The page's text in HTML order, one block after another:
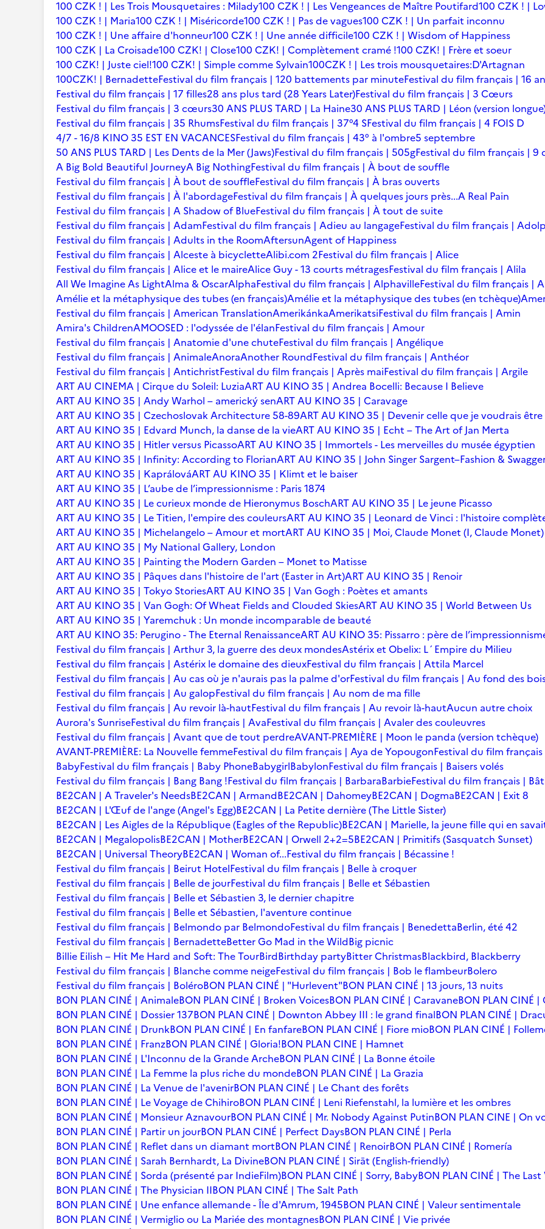
100 CZK ! | Les Trois Mousquetaires : Milady100 CZK ! | Les Vengeances de Maître Poutifard100 CZK ! |
100 CZK ! | Maria100 CZK ! | Miséricorde100 CZK ! | Pas de vagues100 CZK ! | Un parfait inconnu
100 CZK ! | Une affaire d'honneur100 CZK ! | Une année difficile100 CZK ! | Wisdom of Happiness
100 CZK | La Croisade100 CZK! | Close100 CZK! | Complètement cramé !100 CZK! | Frère et soeur
100 CZK! | Juste ciel!100 CZK! | Simple comme Sylvain100CZK ! | Les trois mousquetaires:D'Artagnan
100CZK! | BernadetteFestival du film français | 120 battements par minuteFestival du film français | 16
Festival du film français | 17 filles28 ans plus tard (28 Years Later)Festival du film français | 3 Cœurs
Festival du film français | 3 cœurs30 ANS PLUS TARD | La Haine30 ANS PLUS TARD | Léon (version
Festival du film français | 35 RhumsFestival du film français | 37°4 SFestival du film français | 4 FOIS D
4/7 - 16/8 KINO 35 EST EN VACANCESFestival du film français | 43° à l'ombre5 septembre
50 ANS PLUS TARD | Les Dents de la Mer (Jaws)Festival du film français | 505gFestival du film français | 9
A Big Bold Beautiful JourneyA Big NothingFestival du film français | À bout de souffle
Festival du film français | À bout de souffleFestival du film français | À bras ouverts
Festival du film français | À l'abordageFestival du film français | À quelques jours près...A Real Pain
Festival du film français | A Shadow of BlueFestival du film français | À tout de suite
Festival du film français | AdamFestival du film français | Adieu au langageFestival du film français |
Festival du film français | Adults in the RoomAftersunAgent of Happiness
Festival du film français | Alceste à bicycletteAlibi.com 2Festival du film français | Alice
Festival du film français | Alice et le maireAlice Guy - 13 courts métragesFestival du film français | Alila
All We Imagine As LightAlma & OscarAlphaFestival du film français | AlphavilleFestival du film français |
Amélie et la métaphysique des tubes (en français)Amélie et la métaphysique des tubes (en tchèque)
Festival du film français | American TranslationAmerikánkaAmerikatsiFestival du film français | Amin
Amira's ChildrenAMOOSED : l'odyssée de l'élanFestival du film français | Amour
Festival du film français | Anatomie d'une chuteFestival du film français | Angélique
Festival du film français | AnimaleAnoraAnother RoundFestival du film français | Anthéor
Festival du film français | AntichristFestival du film français | Après maiFestival du film français | Argile
ART AU CINEMA | Cirque du Soleil: LuziaART AU KINO 35 | Andrea Bocelli: Because I Believe
ART AU KINO 35 | Andy Warhol – americký senART AU KINO 35 | Caravage
ART AU KINO 35 | Czechoslovak Architecture 58-89ART AU KINO 35 | Devenir celle que je voudrais être
ART AU KINO 35 | Edvard Munch, la danse de la vieART AU KINO 35 | Echt – The Art of Jan Merta
ART AU KINO 35 | Hitler versus PicassoART AU KINO 35 | Immortels - Les merveilles du musée égyptien
ART AU KINO 35 | Infinity: According to FlorianART AU KINO 35 | John Singer Sargent–Fashion &
ART AU KINO 35 | KaprálováART AU KINO 35 | Klimt et le baiser
ART AU KINO 35 | L’aube de l’impressionnisme : Paris 1874
ART AU KINO 35 | Le curieux monde de Hieronymus BoschART AU KINO 35 | Le jeune Picasso
ART AU KINO 35 | Le Titien, l'empire des couleursART AU KINO 35 | Leonard de Vinci : l'histoire
ART AU KINO 35 | Michelangelo – Amour et mortART AU KINO 35 | Moi, Claude Monet (I, Claude Monet)
ART AU KINO 35 | My National Gallery, London
ART AU KINO 35 | Painting the Modern Garden – Monet to Matisse
ART AU KINO 35 | Pâques dans l'histoire de l'art (Easter in Art)ART AU KINO 35 | Renoir
ART AU KINO 35 | Tokyo StoriesART AU KINO 35 | Van Gogh : Poètes et amants
ART AU KINO 35 | Van Gogh: Of Wheat Fields and Clouded SkiesART AU KINO 35 | World Between Us
ART AU KINO 35 | Yaremchuk : Un monde incomparable de beauté
ART AU KINO 35: Perugino - The Eternal RenaissanceART AU KINO 35: Pissarro : père de
Festival du film français | Arthur 3, la guerre des deux mondesAstérix et Obelix: L´Empire du Milieu
Festival du film français | Astérix le domaine des dieuxFestival du film français | Attila Marcel
Festival du film français | Au cas où je n'aurais pas la palme d'orFestival du film français | Au fond des
Festival du film français | Au galopFestival du film français | Au nom de ma fille
Festival du film français | Au revoir là-hautFestival du film français | Au revoir là-hautAucun autre choix
Aurora's SunriseFestival du film français | AvaFestival du film français | Avaler des couleuvres
Festival du film français | Avant que de tout perdreAVANT-PREMIÈRE | Moon le panda (version tchèque)
AVANT-PREMIÈRE: La Nouvelle femmeFestival du film français | Aya de YopougonFestival du film français
BabyFestival du film français | Baby PhoneBabygirlBabylonFestival du film français | Baisers volés
Festival du film français | Bang Bang !Festival du film français | BarbaraBarbieFestival du film français |
BE2CAN | A Traveler's NeedsBE2CAN | ArmandBE2CAN | DahomeyBE2CAN | DogmaBE2CAN | Exit 8
BE2CAN | L'Œuf de l'ange (Angel's Egg)BE2CAN | La Petite dernière (The Little Sister)
BE2CAN | Les Aigles de la République (Eagles of the Republic)BE2CAN | Marielle, la jeune fille qui en
BE2CAN | MegalopolisBE2CAN | MotherBE2CAN | Orwell 2+2=5BE2CAN | Primitifs (Sasquatch Sunset)
BE2CAN | Universal TheoryBE2CAN | Woman of...Festival du film français | Bécassine !
Festival du film français | Beirut HotelFestival du film français | Belle à croquer
Festival du film français | Belle de jourFestival du film français | Belle et Sébastien
Festival du film français | Belle et Sébastien 3, le dernier chapitre
Festival du film français | Belle et Sébastien, l'aventure continue
Festival du film français | Belmondo par BelmondoFestival du film français | BenedettaBerlin, été 42
Festival du film français | BernadetteBetter Go Mad in the WildBig picnic
Billie Eilish – Hit Me Hard and Soft: The TourBirdBirthday partyBitter ChristmasBlackbird, Blackberry
Festival du film français | Blanche comme neigeFestival du film français | Bob le flambeurBolero
Festival du film français | BoléroBON PLAN CINÉ | "Hurlevent"BON PLAN CINÉ | 13 jours, 13 nuits
BON PLAN CINÉ | AnimaleBON PLAN CINÉ | Broken VoicesBON PLAN CINÉ | CaravaneBON PLAN CINÉ
BON PLAN CINÉ | Dossier 137BON PLAN CINÉ | Downton Abbey III : le grand finalBON PLAN CINÉ |
BON PLAN CINÉ | DrunkBON PLAN CINÉ | En fanfareBON PLAN CINÉ | Fiore mioBON PLAN CINÉ |
BON PLAN CINÉ | FranzBON PLAN CINÉ | Gloria!BON PLAN CINE | Hamnet
BON PLAN CINÉ | L'Inconnu de la Grande ArcheBON PLAN CINÉ | La Bonne étoile
BON PLAN CINÉ | La Femme la plus riche du mondeBON PLAN CINÉ | La Grazia
BON PLAN CINÉ | La Venue de l'avenirBON PLAN CINÉ | Le Chant des forêts
BON PLAN CINÉ | Le Voyage de ChihiroBON PLAN CINÉ | Leni Riefenstahl, la lumière et les ombres
BON PLAN CINÉ | Monsieur AznavourBON PLAN CINÉ | Mr. Nobody Against PutinBON PLAN CINE | On
BON PLAN CINÉ | Partir un jourBON PLAN CINÉ | Perfect DaysBON PLAN CINÉ | Perla
BON PLAN CINÉ | Reflet dans un diamant mortBON PLAN CINÉ | RenoirBON PLAN CINÉ | Romería
BON PLAN CINÉ | Sarah Bernhardt, La DivineBON PLAN CINÉ | Sirāt (English-friendly)
BON PLAN CINÉ | Sorda (présenté par IndieFilm)BON PLAN CINÉ | Sorry, BabyBON PLAN CINÉ | The
BON PLAN CINÉ | The Physician IIBON PLAN CINÉ | The Salt Path
BON PLAN CINÉ | Une enfance allemande - Île d'Amrum, 1945BON PLAN CINÉ | Valeur sentimentale
BON PLAN CINÉ | Vermiglio ou La Mariée des montagnesBON PLAN CINÉ | Vie privée